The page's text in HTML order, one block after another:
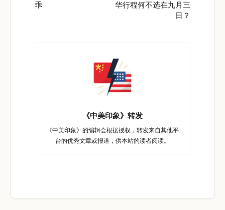
乖
华行程何不选在九月三
日？
《中美印象》转发
《中美印象》的编辑会根据授权，转发来自其他平
台的优秀文章或报道，供本站的读者阅读。